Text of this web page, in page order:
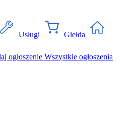
Usługi Giełda
ogłoszenie Wszystkie ogłoszenia